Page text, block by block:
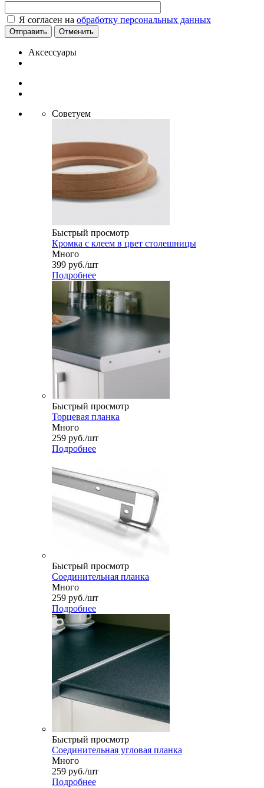
Я согласен на обработку персональных данных
Отменить
Аксессуары
Советуем
Быстрый просмотр
Кромка с клеем в цвет столешницы
Много
399 руб./шт
Подробнее
Быстрый просмотр
Торцевая планка
Много
259 руб./шт
Подробнее
Быстрый просмотр
Соединительная планка
Много
259 руб./шт
Подробнее
Быстрый просмотр
Соединительная угловая планка
Много
259 руб./шт
Подробнее